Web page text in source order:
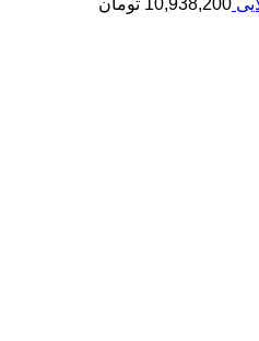
10,938,200 تومان